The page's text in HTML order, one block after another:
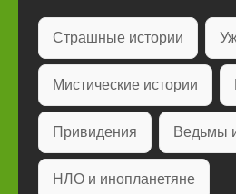
Страшные истории
Мистические истории
Привидения Ведьмы
НЛО и инопланетяне